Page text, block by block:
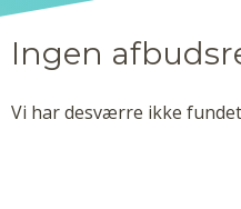
Ingen
Vi har desværre ikke